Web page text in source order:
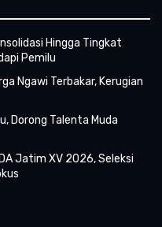
Hingga Tingkat
Pemilu
Ngawi Terbakar, Kerugian
Dorong Talenta Muda
Jatim XV 2026, Seleksi